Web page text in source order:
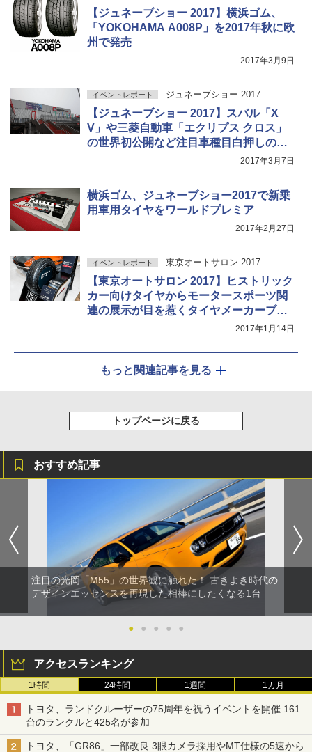
【ジュネーブショー 2017】横浜ゴム、
「YOKOHAMA A008P」を2017年秋に欧
州で発売
2017年3月9日
イベントレポート ジュネーブショー 2017
【ジュネーブショー 2017】スバル「X
V」や三菱自動車「エクリプス クロス」
の世界初公開など注目車種目白押しの
「ジュネーブショー 2017」間もなく開幕
2017年3月7日
横浜ゴム、ジュネーブショー2017で新乗
用車用タイヤをワールドプレミア
2017年2月27日
イベントレポート 東京オートサロン 2017
【東京オートサロン 2017】ヒストリック
カー向けタイヤからモータースポーツ関
連の展示が目を惹くタイヤメーカーブー
2017年1月14日
もっと関連記事を見る
トップページに戻る
おすすめ記事
注目の光岡「M55」の世界観に触れた！ 古きよき時代の
デザインエッセンスを再現した相棒にしたくなる1台
● ● ● ● ●
アクセスランキング
1時間 24時間 1週間 1カ月
トヨタ、ランドクルーザーの75周年を祝うイベントを開催 161
台のランクルと425名が参加
トヨタ、「GR86」一部改良 3眼カメラ採用やMT仕様の5速から